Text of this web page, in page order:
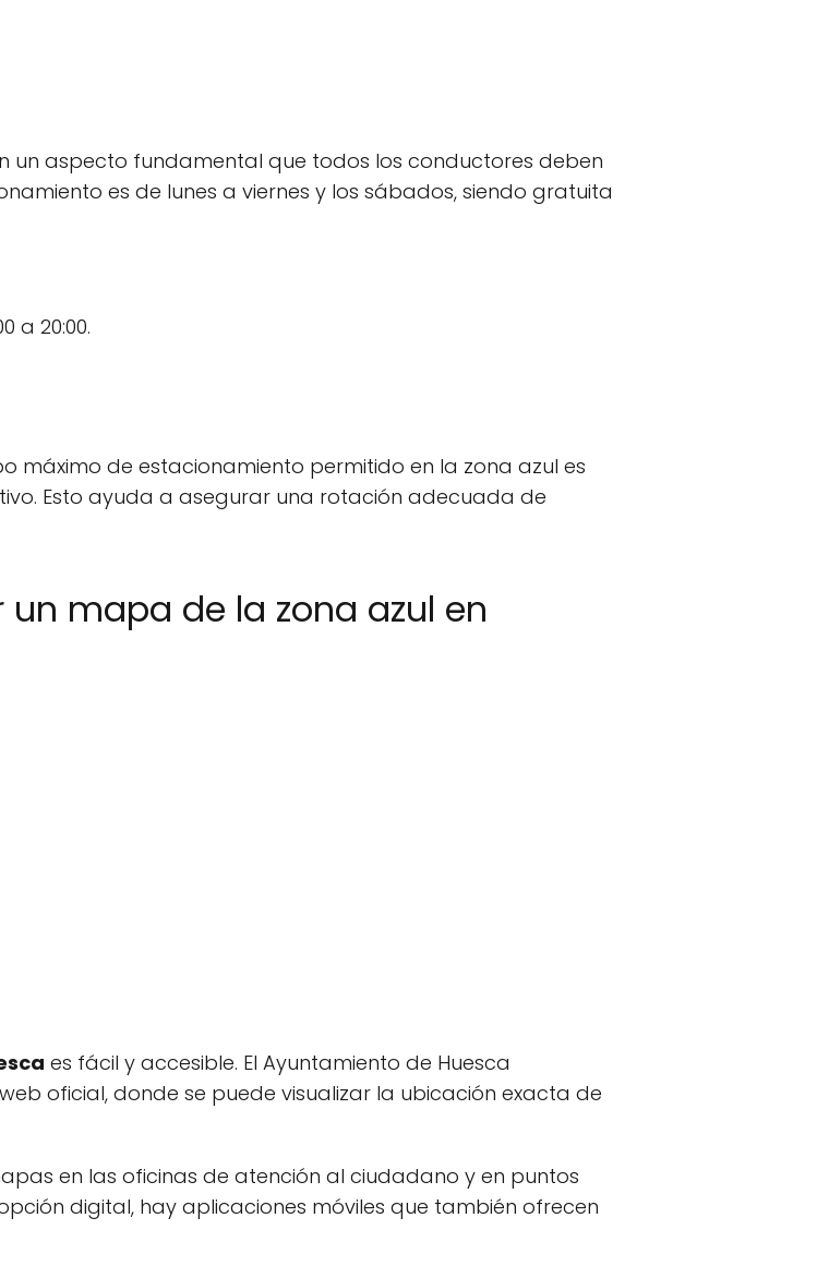
un aspecto fundamental que todos los conductores deben
es de lunes a viernes y los sábados, siendo gratuita
a 20:00.
máximo de estacionamiento permitido en la zona azul es
Esto ayuda a asegurar una rotación adecuada de
mapa de la zona azul en
es fácil y accesible. El Ayuntamiento de Huesca
oficial, donde se puede visualizar la ubicación exacta de
en las oficinas de atención al ciudadano y en puntos
digital, hay aplicaciones móviles que también ofrecen